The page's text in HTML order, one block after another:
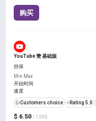
购买
YouTube 赞 基础版
$ 6.50 / 1000
担保
Min Max
开始时间
速度
👍Customers choice ⭐ Rating 5.0